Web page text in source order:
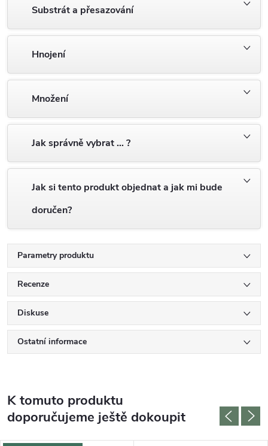
Substrát a přesazování
Hnojení
Množení
Jak správně vybrat … ?
Jak si tento produkt objednat a jak mi bude
doručen?
Parametry produktu
Recenze
Diskuse
Ostatní informace
K tomuto produktu
doporučujeme ještě dokoupit